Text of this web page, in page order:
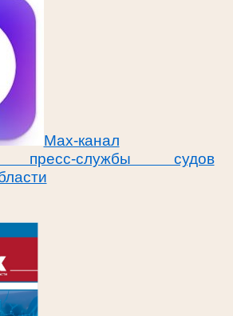
Max-канал
пресс-службы судов